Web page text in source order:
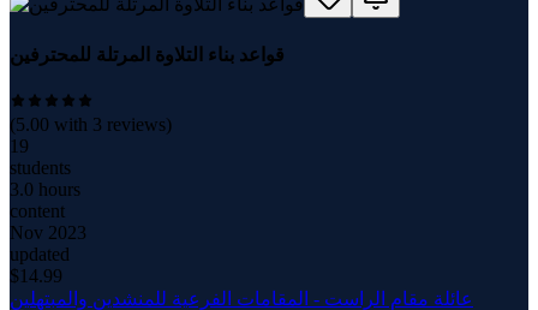
قواعد بناء التلاوة المرتلة للمحترفين
(5.00 with 3 reviews)
19
students
3.0 hours
content
Nov 2023
updated
$14.99
عائلة مقام الراست - المقامات الفرعية للمنشدين والمبتهلين